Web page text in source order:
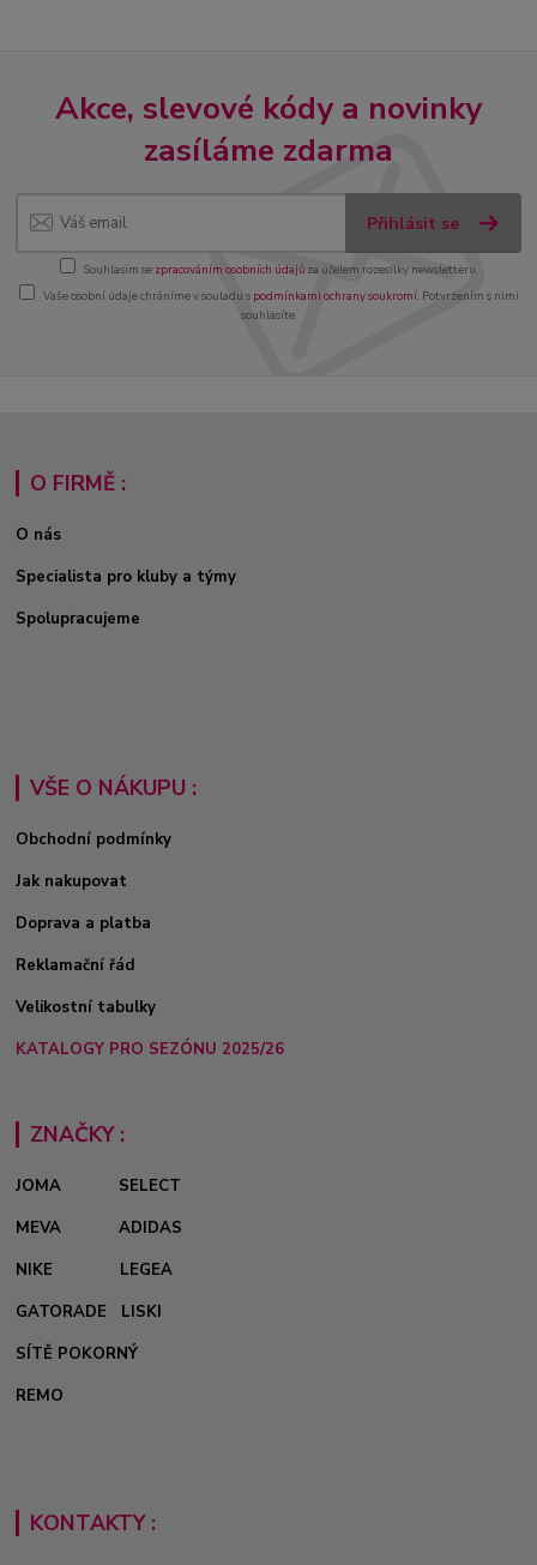
Akce, slevové kódy a novinky
zasíláme zdarma
Přihlásit se
Souhlasím se zpracováním osobních údajůza účelem rozesílky newsletteru.
Vaše osobní údaje chráníme v souladu s podmínkami ochrany soukromí. Potvrzením s nimi
souhlasíte.
O FIRMĚ :
O nás
Specialista pro kluby a týmy
Spolupracujeme
VŠE O NÁKUPU :
Obchodní podmínky
Jak nakupovat
Doprava a platba
Reklamační řád
Velikostní tabulky
KATALOGY PRO SEZÓNU 2025/26
ZNAČKY :
JOMA
SELECT
MEVA
ADIDAS
NIKE
LEGEA
GATORADE
LISKI
SÍTĚ POKORNÝ
REMO
KONTAKTY :